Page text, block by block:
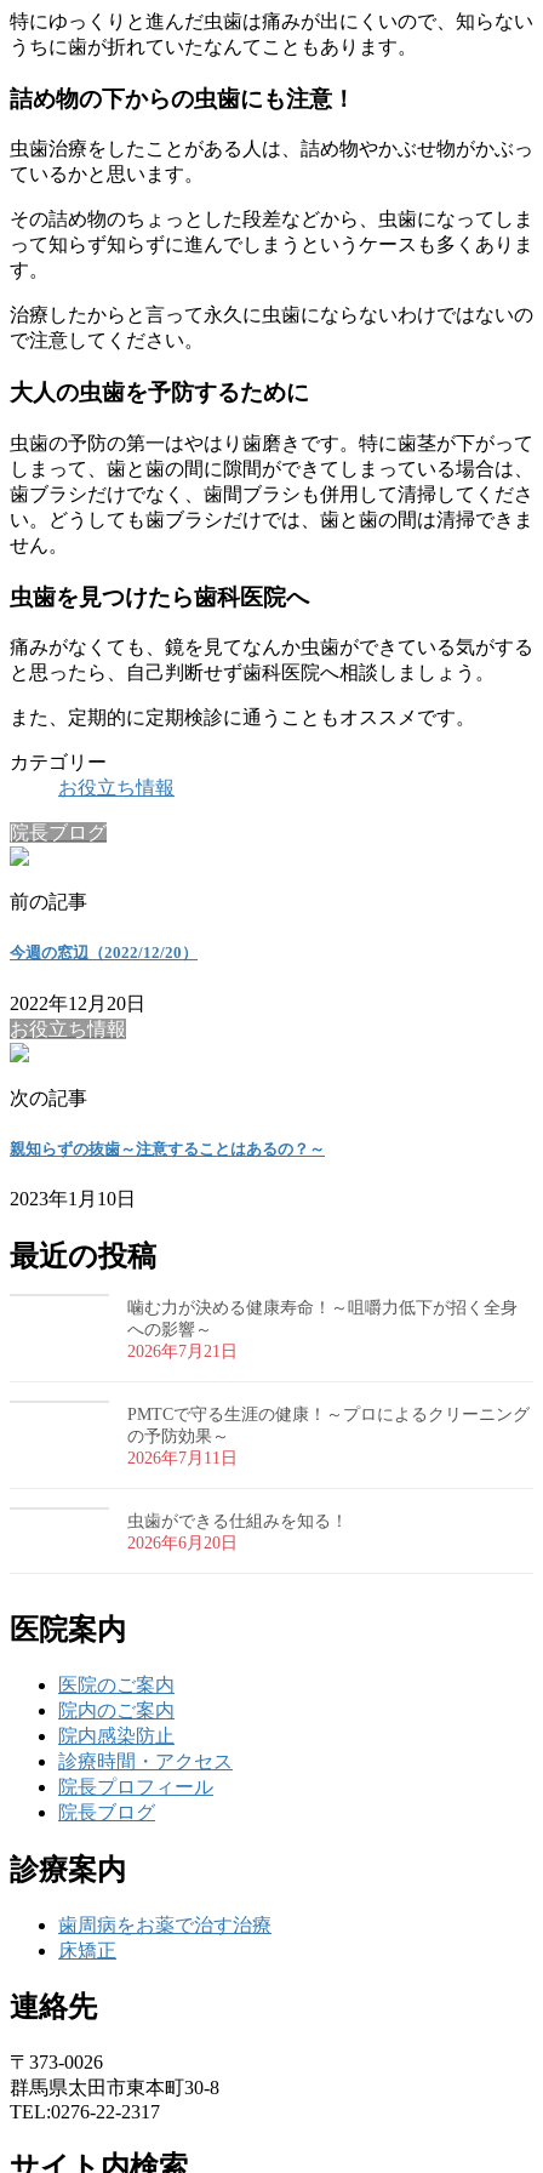
特にゆっくりと進んだ虫歯は痛みが出にくいので、知らない
うちに歯が折れていたなんてこともあります。
詰め物の下からの虫歯にも注意！
虫歯治療をしたことがある人は、詰め物やかぶせ物がかぶっ
ているかと思います。
その詰め物のちょっとした段差などから、虫歯になってしま
って知らず知らずに進んでしまうというケースも多くありま
す。
治療したからと言って永久に虫歯にならないわけではないの
で注意してください。
大人の虫歯を予防するために
虫歯の予防の第一はやはり歯磨きです。特に歯茎が下がって
しまって、歯と歯の間に隙間ができてしまっている場合は、
歯ブラシだけでなく、歯間ブラシも併用して清掃してくださ
い。どうしても歯ブラシだけでは、歯と歯の間は清掃できま
せん。
虫歯を見つけたら歯科医院へ
痛みがなくても、鏡を見てなんか虫歯ができている気がする
と思ったら、自己判断せず歯科医院へ相談しましょう。
また、定期的に定期検診に通うこともオススメです。
カテゴリー
お役立ち情報
院長ブログ
前の記事
今週の窓辺（2022/12/20）
2022年12月20日
お役立ち情報
次の記事
親知らずの抜歯～注意することはあるの？～
2023年1月10日
最近の投稿
噛む力が決める健康寿命！～咀嚼力低下が招く全身
への影響～
2026年7月21日
PMTCで守る生涯の健康！～プロによるクリーニング
の予防効果～
2026年7月11日
虫歯ができる仕組みを知る！
2026年6月20日
医院案内
医院のご案内
院内のご案内
院内感染防止
診療時間・アクセス
院長プロフィール
院長ブログ
診療案内
歯周病をお薬で治す治療
床矯正
連絡先
〒373-0026
群馬県太田市東本町30-8
TEL:0276-22-2317